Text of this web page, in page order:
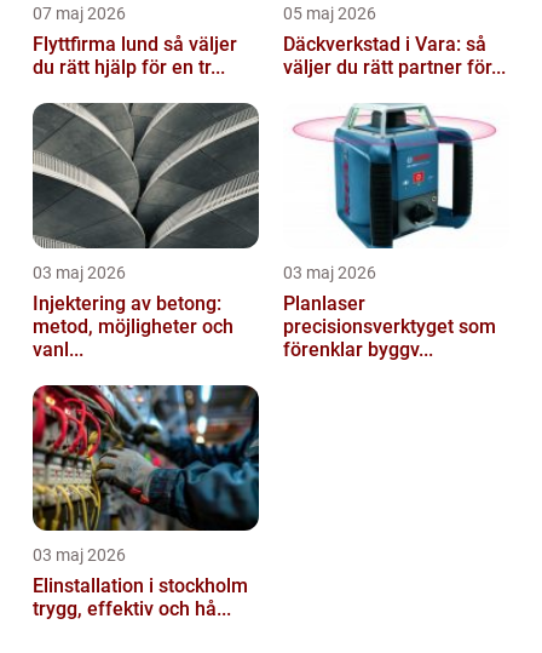
07 maj 2026
Flyttfirma lund så väljer
du rätt hjälp för en tr...
05 maj 2026
Däckverkstad i Vara: så
väljer du rätt partner för...
03 maj 2026
Injektering av betong:
metod, möjligheter och
vanl...
03 maj 2026
Planlaser
precisionsverktyget som
förenklar byggv...
03 maj 2026
Elinstallation i stockholm
trygg, effektiv och hå...